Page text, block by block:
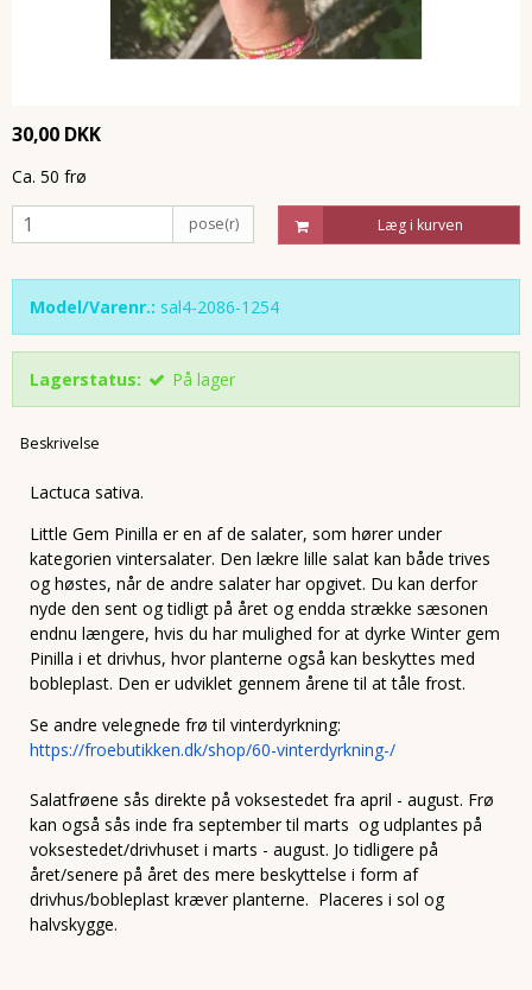
30,00 DKK
Ca. 50 frø
pose(r) Læg i kurven
Model/Varenr.: sal4-2086-1254
Lagerstatus: På lager
Beskrivelse
Lactuca sativa.
Little Gem Pinilla er en af de salater, som hører under
kategorien vintersalater. Den lækre lille salat kan både trives
og høstes, når de andre salater har opgivet. Du kan derfor
nyde den sent og tidligt på året og endda strække sæsonen
endnu længere, hvis du har mulighed for at dyrke Winter gem
Pinilla i et drivhus, hvor planterne også kan beskyttes med
bobleplast. Den er udviklet gennem årene til at tåle frost.
Se andre velegnede frø til vinterdyrkning:
https://froebutikken.dk/shop/60-vinterdyrkning-/
Salatfrøene sås direkte på voksestedet fra april - august. Frø
kan også sås inde fra september til marts og udplantes på
voksestedet/drivhuset i marts - august. Jo tidligere på
året/senere på året des mere beskyttelse i form af
drivhus/bobleplast kræver planterne. Placeres i sol og
halvskygge.